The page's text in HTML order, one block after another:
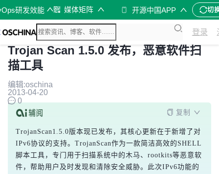
研发效能 媒体矩阵 开源中国APP 切
登录
Trojan Scan 1.5.0 发布，恶意软件扫
描工具
编辑:oschina
2013-04-20
0
复制
TrojanScan1.5.0版本现已发布，其核心更新在于新增了对
IPv6协议的支持。TrojanScan作为一款简洁高效的SHELL
脚本工具，专门用于扫描系统中的木马、rootkits等恶意软
件，帮助用户及时发现和清除安全威胁。此次IPv6功能的